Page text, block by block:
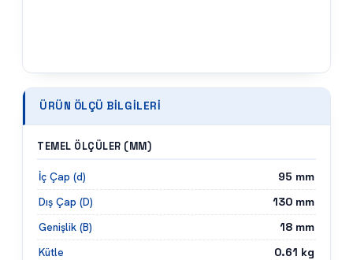
ÜRÜN ÖLÇÜ BILGILERI
TEMEL ÖLÇÜLER (MM)
İç Çap (d) 95 mm
Dış Çap (D)
130 mm
Genişlik (B)
18 mm
Kütle
0.61 kg